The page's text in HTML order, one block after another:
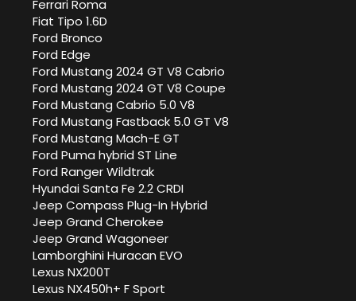
Ferrari Roma
Fiat Tipo 1.6D
Ford Bronco
Ford Edge
Ford Mustang 2024 GT V8 Cabrio
Ford Mustang 2024 GT V8 Coupe
Ford Mustang Cabrio 5.0 V8
Ford Mustang Fastback 5.0 GT V8
Ford Mustang Mach-E GT
Ford Puma hybrid ST Line
Ford Ranger Wildtrak
Hyundai Santa Fe 2.2 CRDI
Jeep Compass Plug-In Hybrid
Jeep Grand Cherokee
Jeep Grand Wagoneer
Lamborghini Huracan EVO
Lexus NX200T
Lexus NX450h+ F Sport